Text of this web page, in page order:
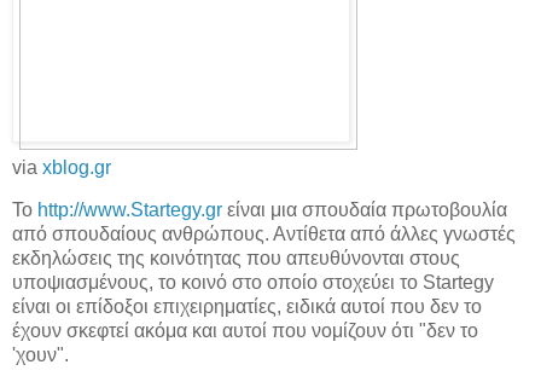
via xblog.gr
Το http://www.Startegy.gr είναι μια σπουδαία πρωτοβουλία
από σπουδαίους ανθρώπους. Αντίθετα από άλλες γνωστές
εκδηλώσεις της κοινότητας που απευθύνονται στους
υποψιασμένους, το κοινό στο οποίο στοχεύει το Startegy
είναι οι επίδοξοι επιχειρηματίες, ειδικά αυτοί που δεν το
έχουν σκεφτεί ακόμα και αυτοί που νομίζουν ότι "δεν το
'χουν".